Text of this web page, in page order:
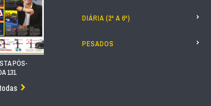
expansão
PÓS-
131
DIÁRIA (2ª A 6ª)
PESADOS